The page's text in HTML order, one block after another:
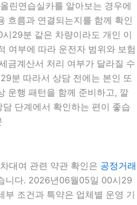
린연습실카를 알아보는 경우에
흐름과 연결되는지를 함께 확인
29분 같은 차량이라도 개인 이
여부에 따라 운전자 범위와 보험
금계산서 처리 여부가 달라질 수
분 따라서 상담 전에는 본인 또
운행 패턴을 함께 준비하고, 깔
단계에서 확인하는 편이 좋습
대여 관련 약관 확인은 공정거래
니다. 2026년06월05일 00시29
부 조건과 특약은 업체별 운영 기